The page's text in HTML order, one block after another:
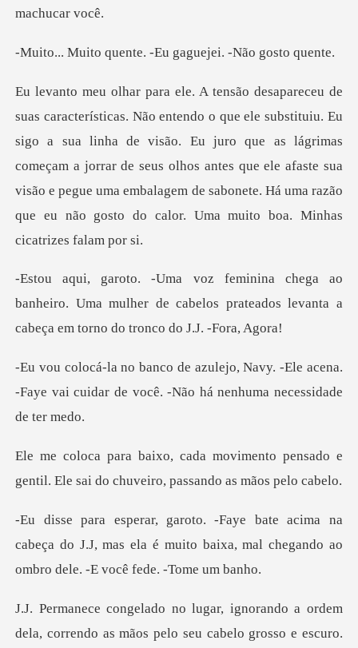
ente. -Eu gaguejei
go a sua linha de visão. Eu juro que as lágrimas
começam a jorrar de seus olhos antes que ele afaste sua
visão e peg
anheiro. Uma mulher de cabelos prateados levanta
vy. -Ele acena.
-Faye vai cuidar de você.
ento pensado e
gentil. Ele sai do ch
na
cabeça do J.J, mas ela é muito baixa, mal cheg